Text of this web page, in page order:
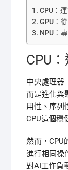
CPU：
GPU：
NPU：
CPU
中央處理器
而是進化與
用性、序列
CPU這個穩
然而，CPU
進行相同操
對AI工作負